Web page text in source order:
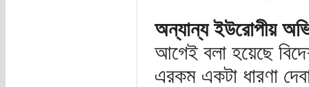
অন্যান্য ইউরোপীয়
আগেই বলা হয়েছে
এরকম একটা ধারণা